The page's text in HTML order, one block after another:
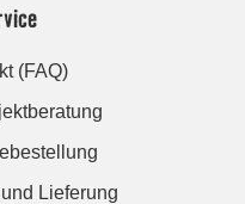
(FAQ)
Lieferung